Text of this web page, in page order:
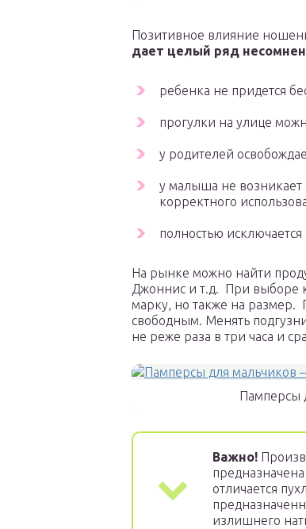
Позитивное влияние
дает целый ряд
ребенка не придется
прогулки на улице
у родителей
у малыша не возникает
корректного
полностью
На рынке можно найти
Джоннис и т.д. При выборе
марку, но также на размер.
свободным. Менять
не реже раза в три часа и
Памперсы
Важно!
отличается
излишнего